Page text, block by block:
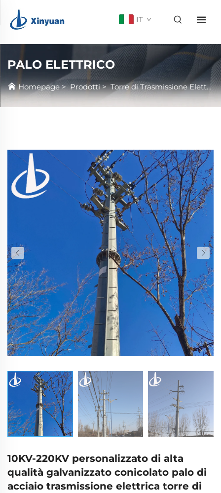
IT
PALO ELETTRICO
Homepage>Prodotti>Torre di Trasmissione Elettrica
10KV-220KV personalizzato di alta
qualità galvanizzato conicolato palo di
acciaio trasmissione elettrica torre di